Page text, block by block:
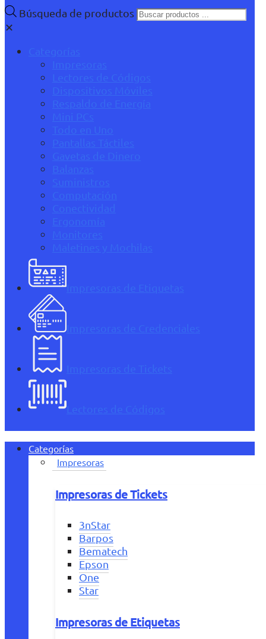
Búsqueda de productos
✕
Categorías
Impresoras
Lectores de Códigos
Dispositivos Móviles
Respaldo de Energía
Mini PCs
Todo en Uno
Pantallas Táctiles
Gavetas de Dinero
Balanzas
Suministros
Computación
Conectividad
Ergonomía
Monitores
Maletines y Mochilas
Impresoras de Etiquetas
Impresoras de Credenciales
Impresoras de Tickets
Lectores de Códigos
Categorías
Impresoras
Impresoras de Tickets
3nStar
Barpos
Bematech
Epson
One
Star
Impresoras de Etiquetas